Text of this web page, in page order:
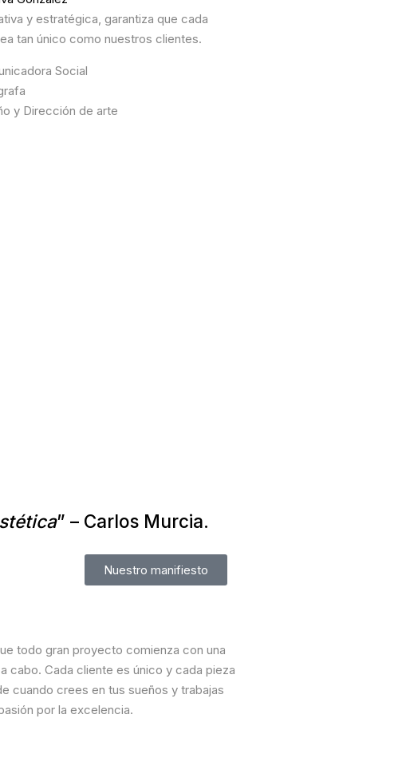
y estratégica, garantiza que cada
tan único como nuestros clientes.
Social
y Dirección de arte
” – Carlos Murcia.
Nuestro manifiesto
todo gran proyecto comienza con una
cabo. Cada cliente es único y cada pieza
cuando crees en tus sueños y trabajas
por la excelencia.